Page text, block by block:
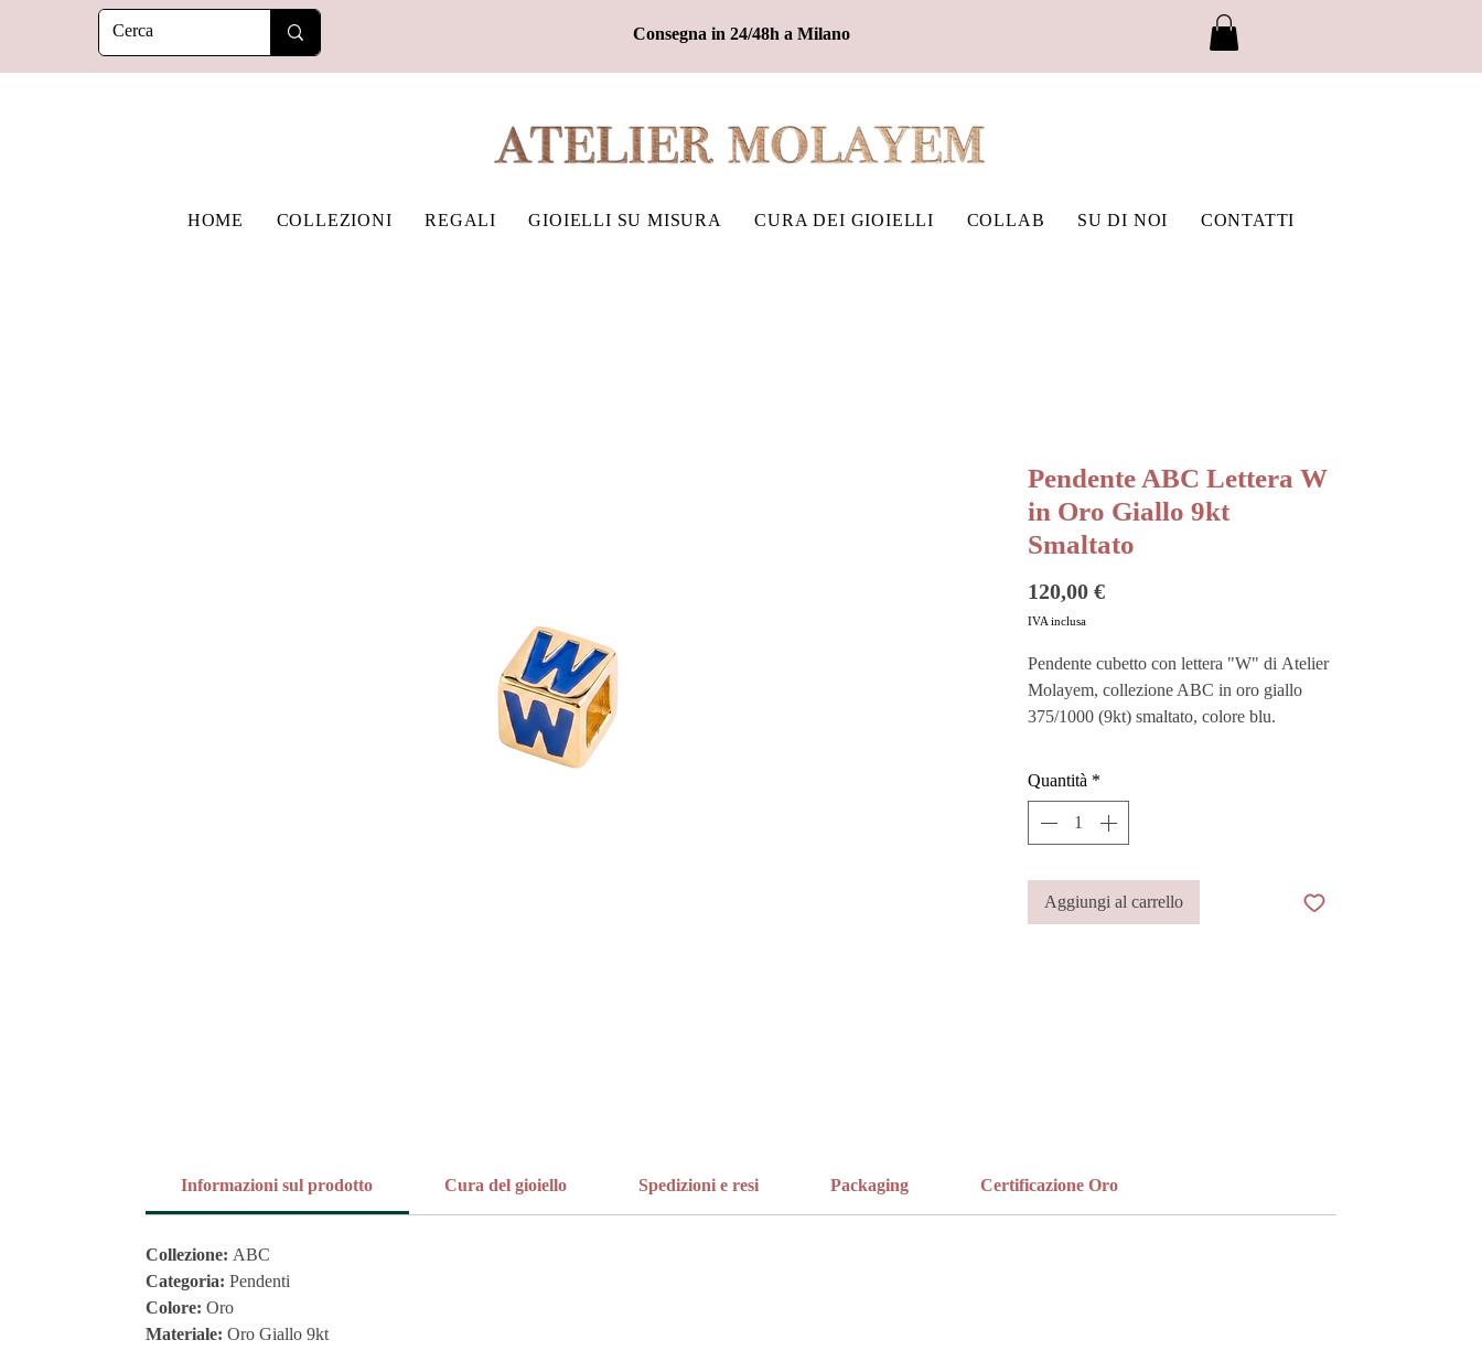
Consegna in 24/48h a Milano
HOME COLLEZIONI REGALI GIOIELLI SU MISURA CURA DEI GIOIELLI COLLAB SU DI NOI CONTATTI
Pendente ABC Lettera W
in Oro Giallo 9kt
Smaltato
120,00 €Prezzo
IVA inclusa
Pendente cubetto con lettera "W" di Atelier
Molayem, collezione ABC in oro giallo
375/1000 (9kt) smaltato, colore blu.
Elegante e divertente, racchiude l’essenza
più spensierata e giocosa in un gioiello
contemporaneo: un cubetto di 4,5 mm x 4,5
mm pensato per custodire un significato
personale, perfetto per celebrare l’iniziale di
una persona amata o del proprio amico a
quattro zampe.
Quantità *
Aggiungi al carrello
Informazioni sul prodotto Cura del gioiello Spedizioni e resi Packaging Certificazione Oro
Collezione: ABC
Categoria: Pendenti
Colore: Oro
Materiale: Oro Giallo 9kt